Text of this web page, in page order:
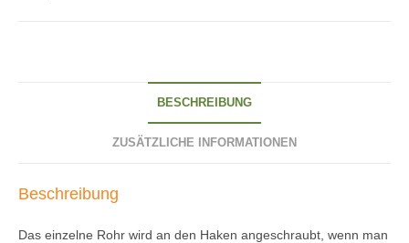
BESCHREIBUNG
ZUSÄTZLICHE INFORMATIONEN
Beschreibung
Das einzelne Rohr wird an den Haken angeschraubt, wenn man